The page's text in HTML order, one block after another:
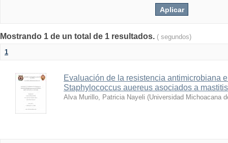
Mostrando 1 de un total de 1 resultados. ( segundos)
1
Evaluación de la resistencia antimicrobiana
Staphylococcus auereus asociados a
Alva Murillo, Patricia Nayeli (Universidad Michoacana